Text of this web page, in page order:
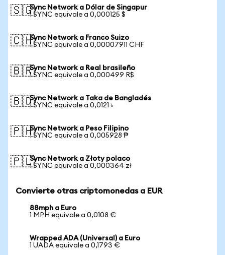
🇸🇬Sync Network a Dólar de Singapur
1 SYNC equivale a 0,000125 $
🇨🇭Sync Network a Franco Suizo
1 SYNC equivale a 0,00007911 CHF
🇧🇷Sync Network a Real brasileño
1 SYNC equivale a 0,000499 R$
🇧🇩Sync Network a Taka de Bangladés
1 SYNC equivale a 0,0121 ৳
🇵🇭Sync Network a Peso Filipino
1 SYNC equivale a 0,005928 ₱
🇵🇱Sync Network a Złoty polaco
1 SYNC equivale a 0,000364 zł
Convierte otras criptomonedas a EUR
88mph a Euro
1 MPH equivale a 0,0108 €
Wrapped ADA (Universal) a Euro
1 UADA equivale a 0,1793 €